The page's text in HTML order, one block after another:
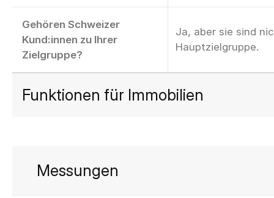
Gehören Schweizer
Kund:innen zu Ihrer
Zielgruppe?
Ja, aber sie sind
Hauptzielgruppe.
Funktionen für Immobilien
Messungen